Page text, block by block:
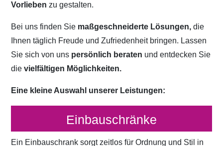
Vorliebenzu gestalten.
Bei uns finden Sie maßgeschneiderte Lösungen, die
Ihnen täglich Freude und Zufriedenheit bringen. Lassen
Sie sich von uns persönlich beraten und entdecken Sie
dievielfältigen Möglichkeiten.
Eine kleine Auswahl unserer Leistungen:
Einbauschränke
Ein Einbauschrank sorgt zeitlos für Ordnung und Stil in